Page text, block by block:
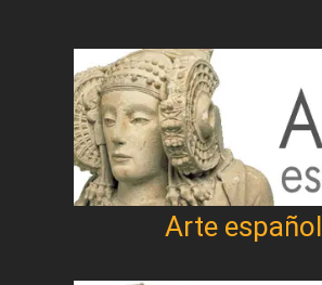
Arte español